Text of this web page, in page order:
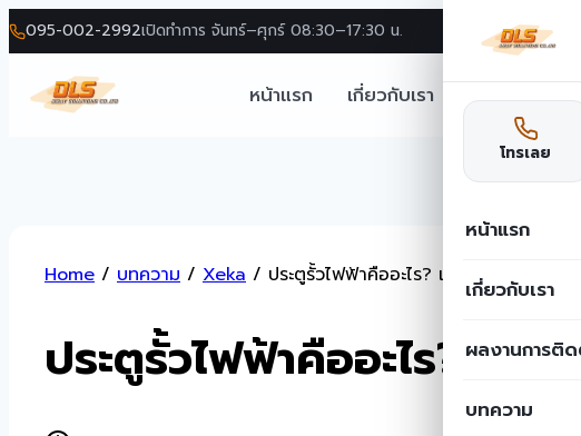
095-002-2992เปิดทำการ จันทร์–ศุกร์ 08:30–17:30 น.
หน้าแรก เกี่ยวกับเรา โซลูชั่น
โทรเลย
หน้าแรก
เกี่ยวกับเรา
ผลงานการติ
บทความ
Home / บทความ / Xeka / ประตูรั้วไฟฟ้าคืออะไร? เลือกระบบหรืออะไ
ประตูรั้วไฟฟ้าคืออะไร? เลือ